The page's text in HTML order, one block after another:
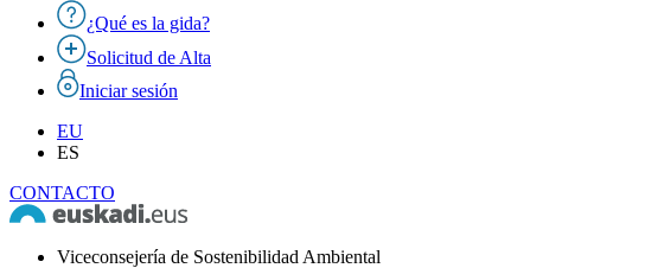
¿Qué es la gida?
Solicitud de Alta
Iniciar sesión
EU
ES
CONTACTO
Viceconsejería de Sostenibilidad Ambiental